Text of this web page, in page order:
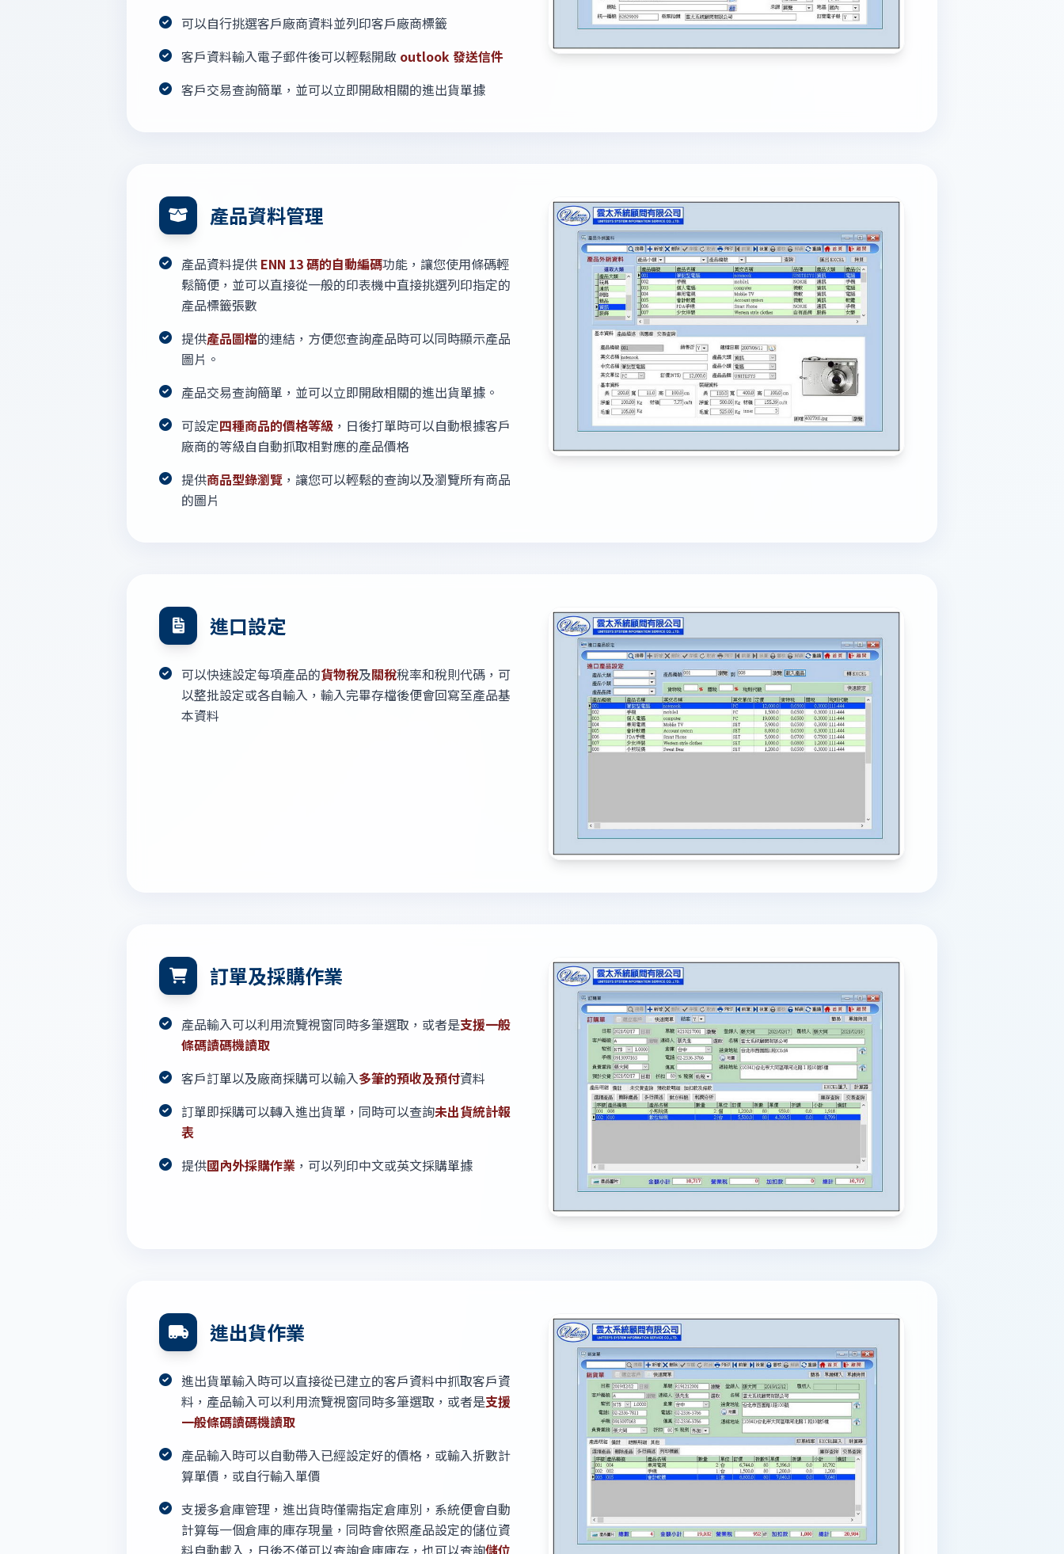
可以自行挑選客戶廠商資料並列印客戶廠商標籤
客戶資料輸入電子郵件後可以輕鬆開啟 outlook 發送信件
客戶交易查詢簡單，並可以立即開啟相關的進出貨單據
產品資料管理
產品資料提供 ENN 13 碼的自動編碼功能，讓您使用條碼輕
鬆簡便，並可以直接從一般的印表機中直接挑選列印指定的
產品標籤張數
提供產品圖檔的連結，方便您查詢產品時可以同時顯示產品
圖片。
產品交易查詢簡單，並可以立即開啟相關的進出貨單據。
可設定四種商品的價格等級 ，日後打單時可以自動根據客戶
廠商的等級自自動抓取相對應的產品價格
提供商品型錄瀏覽 ，讓您可以輕鬆的查詢以及瀏覽所有商品
的圖片
進口設定
可以快速設定每項產品的貨物稅及關稅稅率和稅則代碼，可
以整批設定或各自輸入，輸入完畢存檔後便會回寫至產品基
本資料
訂單及採購作業
產品輸入可以利用流覽視窗同時多筆選取，或者是支援一般
條碼讀碼機讀取
客戶訂單以及廠商採購可以輸入多筆的預收及預付資料
訂單即採購可以轉入進出貨單，同時可以查詢未出貨統計報
表
提供國內外採購作業 ，可以列印中文或英文採購單據
進出貨作業
進出貨單輸入時可以直接從已建立的客戶資料中抓取客戶資
料，產品輸入可以利用流覽視窗同時多筆選取，或者是支援
一般條碼讀碼機讀取
產品輸入時可以自動帶入已經設定好的價格，或輸入折數計
算單價，或自行輸入單價
支援多倉庫管理，進出貨時僅需指定倉庫別，系統便會自動
計算每一個倉庫的庫存現量，同時會依照產品設定的儲位資
料自動載入，日後不僅可以查詢倉庫庫存，也可以查詢儲位